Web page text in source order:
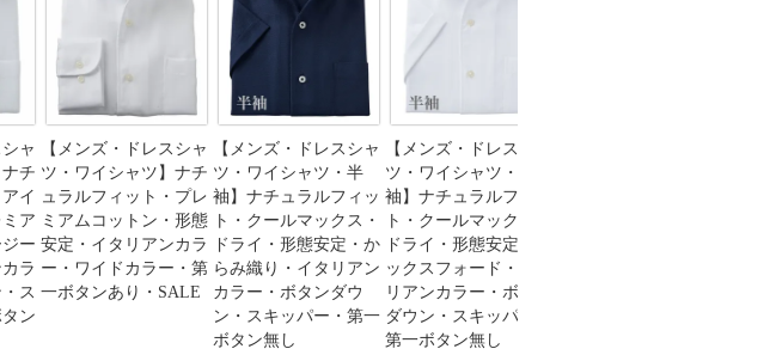
ャ
チ
イ
ア
ー
ラ
ス
ン
【メンズ・ドレスシャ
ツ・ワイシャツ】ナチ
ュラルフィット・プレ
ミアムコットン・形態
安定・イタリアンカラ
ー・ワイドカラー・第
一ボタンあり・SALE
【メンズ・ドレスシャ
ツ・ワイシャツ・半
袖】ナチュラルフィッ
ト・クールマックス・
ドライ・形態安定・か
らみ織り・イタリアン
カラー・ボタンダウ
ン・スキッパー・第一
ボタン無し
【メンズ・ドレスシャ
ツ・ワイシャツ・半
袖】ナチュラルフィッ
ト・クールマックス・
ドライ・形態安定・オ
ックスフォード・イタ
リアンカラー・ボタン
ダウン・スキッパー・
第一ボタン無し